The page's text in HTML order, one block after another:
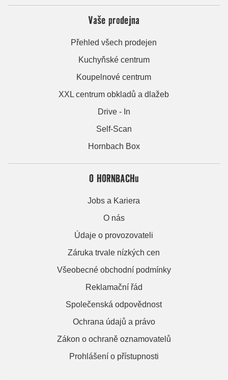
Vaše prodejna
Přehled všech prodejen
Kuchyňské centrum
Koupelnové centrum
XXL centrum obkladů a dlažeb
Drive - In
Self-Scan
Hornbach Box
O HORNBACHu
Jobs a Kariera
O nás
Údaje o provozovateli
Záruka trvale nízkých cen
Všeobecné obchodní podmínky
Reklamační řád
Společenská odpovědnost
Ochrana údajů a právo
Zákon o ochraně oznamovatelů
Prohlášení o přístupnosti